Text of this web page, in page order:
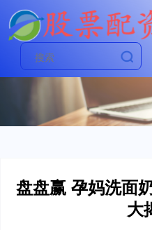
盘盘赢 孕妈洗面
大